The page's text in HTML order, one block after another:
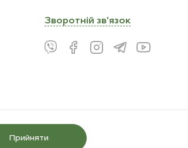
Зворотнiй зв'язок
Прийняти